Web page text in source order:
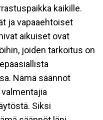
kaikille.
ja vapaaehtoiset
aikuiset ovat
joiden tarkoitus on
Nämä säännöt
Siksi